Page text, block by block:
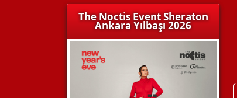
The Noctis Event Sheraton
Ankara Yılbaşı 2026